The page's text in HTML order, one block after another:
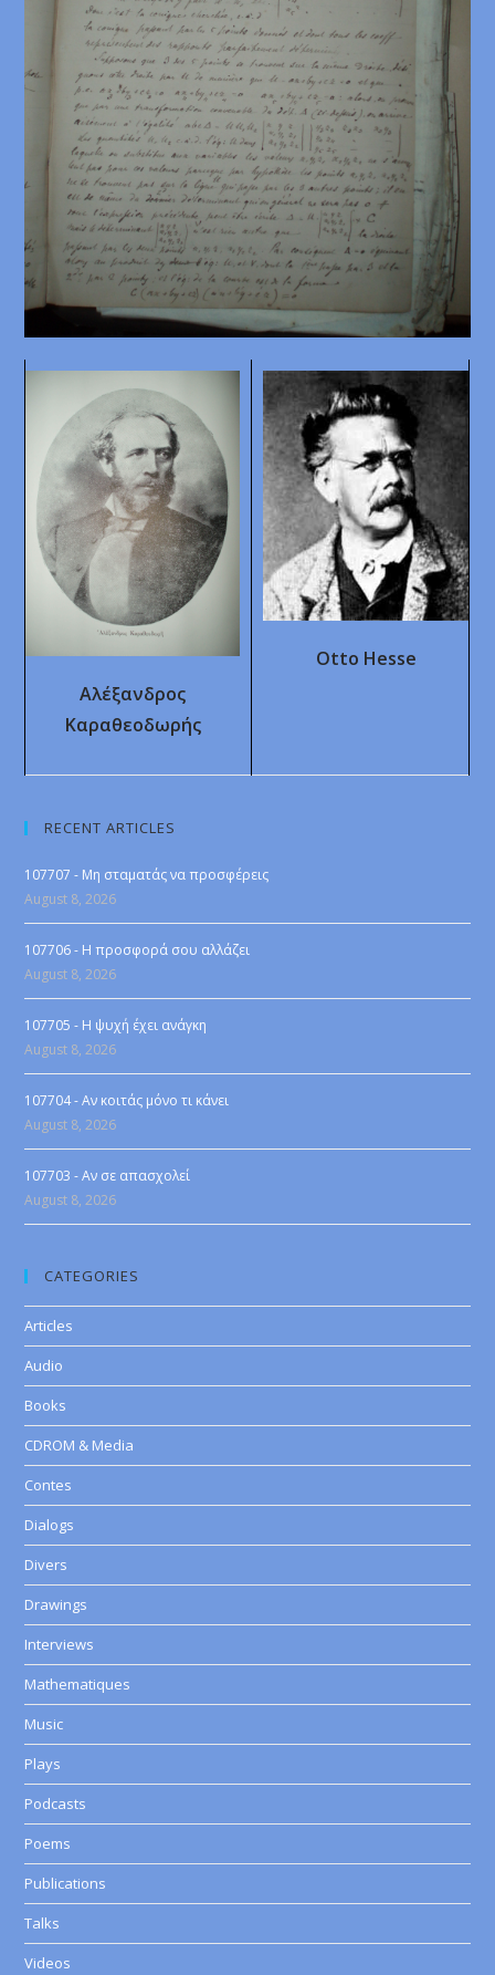
Αλέξανδρος
Καραθεοδωρής
Otto Hesse
RECENT ARTICLES
107707 - Μη σταματάς να προσφέρεις
August 8, 2026
107706 - Η προσφορά σου αλλάζει
August 8, 2026
107705 - Η ψυχή έχει ανάγκη
August 8, 2026
107704 - Αν κοιτάς μόνο τι κάνει
August 8, 2026
107703 - Αν σε απασχολεί
August 8, 2026
CATEGORIES
Articles
Audio
Books
CDROM & Media
Contes
Dialogs
Divers
Drawings
Interviews
Mathematiques
Music
Plays
Podcasts
Poems
Publications
Talks
Videos